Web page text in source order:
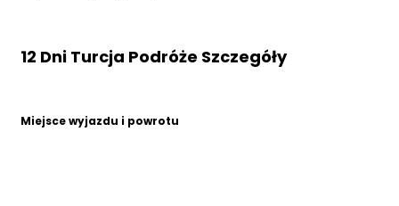
12 Dni Turcja Podróże Szczegóły
Miejsce wyjazdu i powrotu